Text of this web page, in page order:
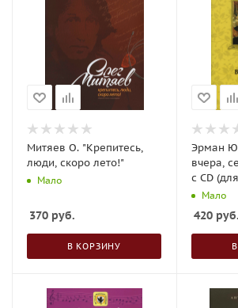
Митяев О. "Крепитесь,
люди, скоро лето!"
Мало
370 руб.
В КОРЗИНУ
Эрман
вчера,
с CD
голоса с
Мало
420 руб.